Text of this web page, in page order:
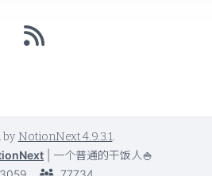
by NotionNext4.9.3.1.
一个普通的干饭人🍚